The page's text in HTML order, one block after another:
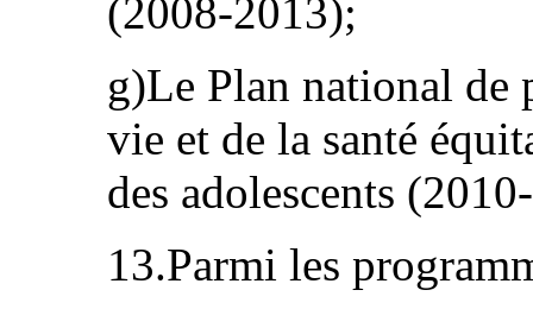
(2008-2013);
g)Le Plan national de
vie et de la santé
des adolescents
13.Parmi les